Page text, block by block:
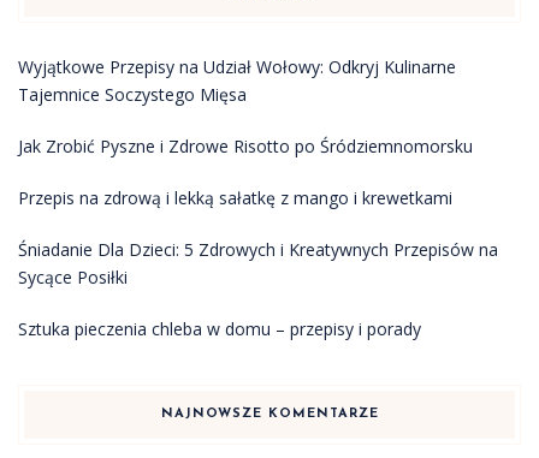
Wyjątkowe Przepisy na Udział Wołowy: Odkryj Kulinarne
Tajemnice Soczystego Mięsa
Jak Zrobić Pyszne i Zdrowe Risotto po Śródziemnomorsku
Przepis na zdrową i lekką sałatkę z mango i krewetkami
Śniadanie Dla Dzieci: 5 Zdrowych i Kreatywnych Przepisów na
Sycące Posiłki
Sztuka pieczenia chleba w domu – przepisy i porady
NAJNOWSZE KOMENTARZE